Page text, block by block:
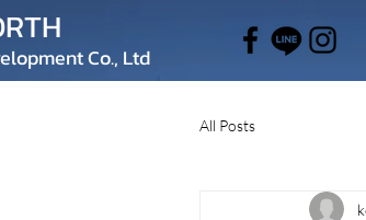
Co., Ltd
All Posts